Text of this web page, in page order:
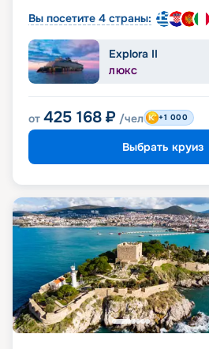
Вы посетите 4 страны:
Explora II
ЛЮКС
от 425 168 ₽ /чел +1 000
Выбрать круиз